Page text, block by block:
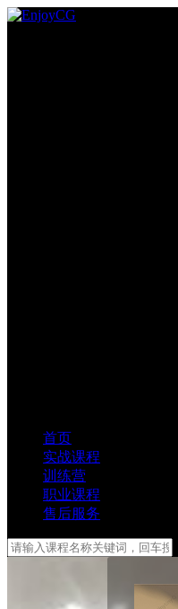
首页
实战课程
训练营
职业课程
售后服务